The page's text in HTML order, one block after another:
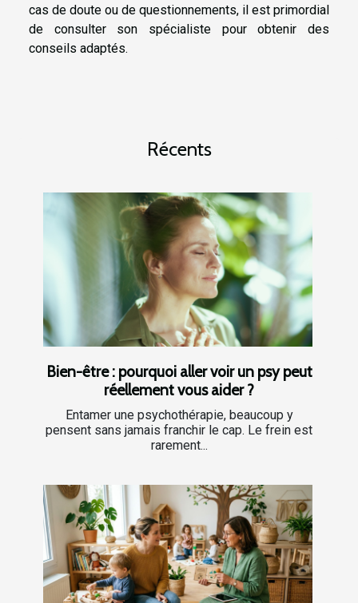
cas de doute ou de questionnements, il est primordial
de consulter son spécialiste pour obtenir des
conseils adaptés.
Récents
Bien-être : pourquoi aller voir un psy peut
réellement vous aider ?
Entamer une psychothérapie, beaucoup y
pensent sans jamais franchir le cap. Le frein est
rarement...